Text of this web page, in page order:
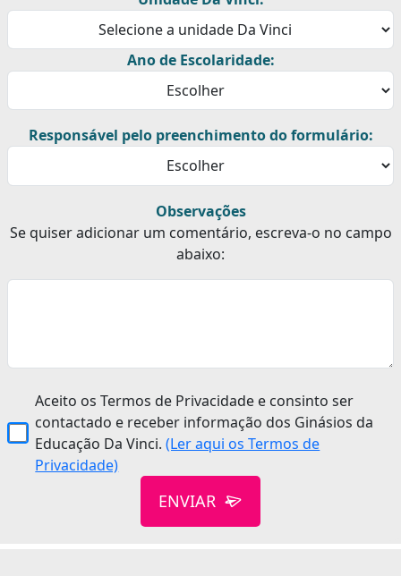
Ano de Escolaridade:
Responsável pelo preenchimento do formulário:
Observações
Se quiser adicionar um comentário, escreva-o no campo
abaixo:
Aceito os Termos de Privacidade e consinto ser
contactado e receber informação dos Ginásios da
Educação Da Vinci.(Ler aqui os Termos de
Privacidade)
ENVIAR